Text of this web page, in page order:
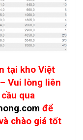
tại kho Việt
Vui lòng liên
qua
để
chào giá tốt